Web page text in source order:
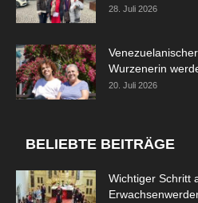
28. Juli 2026
Wurzenerin
20. Juli 2026
BELIEBTE BEITRÄGE
Wichtiger Schritt